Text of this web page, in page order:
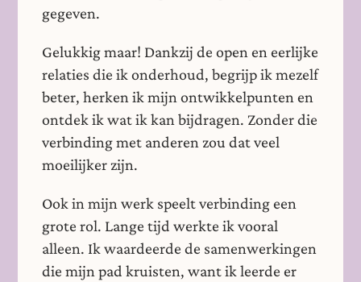
gegeven.
Gelukkig maar! Dankzij de open en eerlijke
relaties die ik onderhoud, begrijp ik mezelf
beter, herken ik mijn ontwikkelpunten en
ontdek ik wat ik kan bijdragen. Zonder die
verbinding met anderen zou dat veel
moeilijker zijn.
Ook in mijn werk speelt verbinding een
grote rol. Lange tijd werkte ik vooral
alleen. Ik waardeerde de samenwerkingen
die mijn pad kruisten, want ik leerde er